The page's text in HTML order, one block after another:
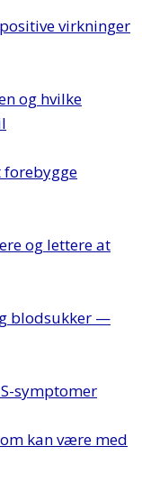
virkninger
og hvilke
og lettere at
blodsukker —
symptomer
kan være med